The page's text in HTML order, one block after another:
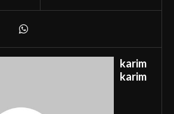
karim
karim